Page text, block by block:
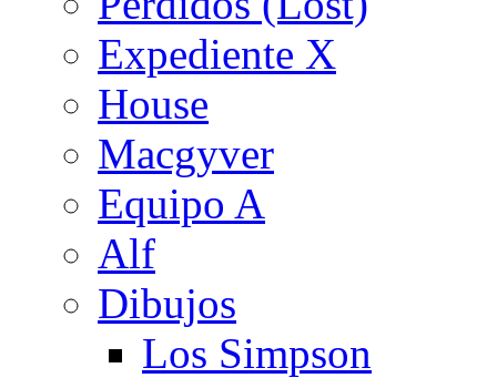
Expediente X
House
Macgyver
Equipo A
Alf
Dibujos
Los Simpson